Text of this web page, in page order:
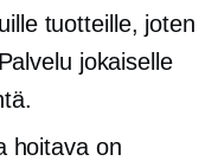
tuotteille, joten
jokaiselle
hoitava on